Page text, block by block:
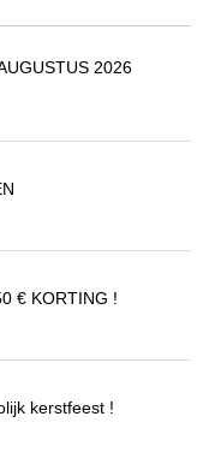
2026
€ KORTING !
kerstfeest !